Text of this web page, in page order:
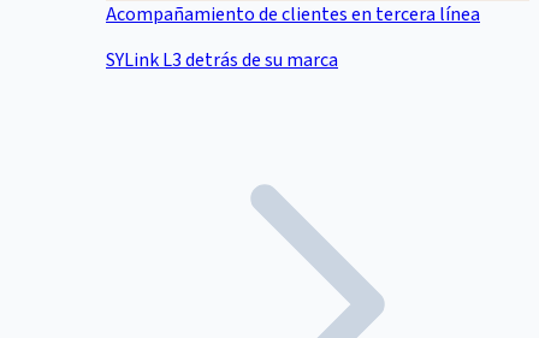
Acompañamiento de clientes en tercera línea
SYLink L3 detrás de su marca